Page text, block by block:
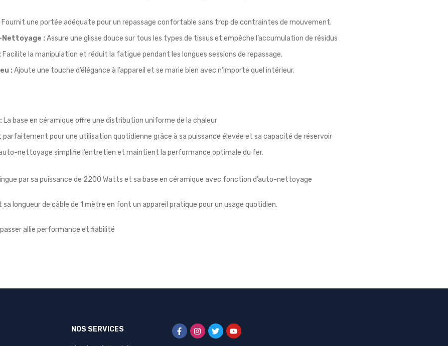
Fournit une portée adéquate pour un repassage confortable sans trop de contraintes de mouvement.
Nettoyage : Assure une glisse douce sur tous les types de tissus et empêche l’accumulation de résidus
Facilite la manipulation et réduit la fatigue pendant les longues sessions de repassage.
: Ajoute une touche d’élégance à l’appareil et se marie bien avec n’importe quel intérieur.
La base en céramique offre une distribution uniforme de la chaleur
parfaitement pour une utilisation quotidienne grâce à sa puissance élevée et sa capacité de réservoir
nettoyage simplifie l’entretien et maintient la performance optimale du fer.
par sa puissance de 2200 Watts et sa base en céramique avec fonction d’auto-nettoyage
longueur de câble de 1 mètre en font un appareil pratique pour un usage quotidien.
allie performance et fiabilité
NOS SERVICES